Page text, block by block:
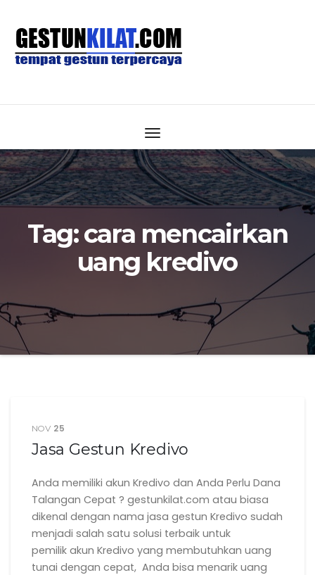
Tag:cara mencairkan
uang kredivo
NOV 25
Jasa Gestun Kredivo
Anda memiliki akun Kredivo dan Anda Perlu Dana
Talangan Cepat ? gestunkilat.com atau biasa
dikenal dengan nama jasa gestun Kredivo sudah
menjadi salah satu solusi terbaik untuk
pemilik akun Kredivo yang membutuhkan uang
tunai dengan cepat, Anda bisa menarik uang